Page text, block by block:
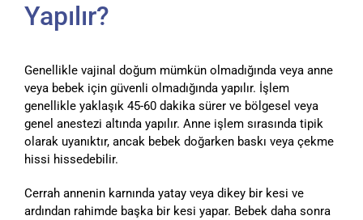
Yapılır?
Genellikle vajinal doğum mümkün olmadığında veya anne
veya bebek için güvenli olmadığında yapılır. İşlem
genellikle yaklaşık 45-60 dakika sürer ve bölgesel veya
genel anestezi altında yapılır. Anne işlem sırasında tipik
olarak uyanıktır, ancak bebek doğarken baskı veya çekme
hissi hissedebilir.
Cerrah annenin karnında yatay veya dikey bir kesi ve
ardından rahimde başka bir kesi yapar. Bebek daha sonra